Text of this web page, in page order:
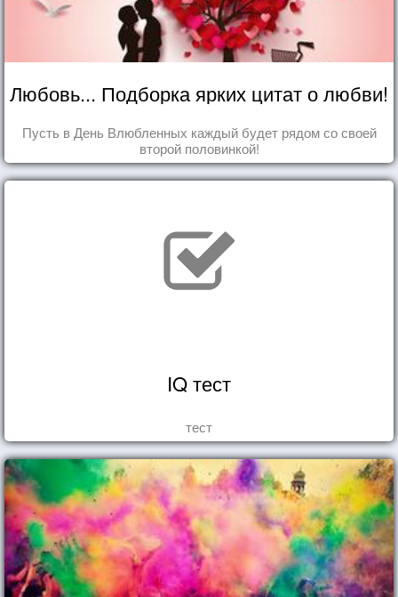
Любовь... Подборка ярких цитат о любви!
Пусть в День Влюбленных каждый будет рядом со своей
второй половинкой!
IQ тест
тест